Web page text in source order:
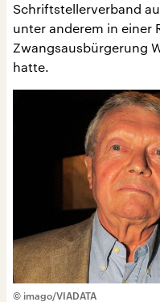
Schriftstellerverband
unter anderem in einer
Zwangsausbürgerung
hatte.
© imago/VIADATA